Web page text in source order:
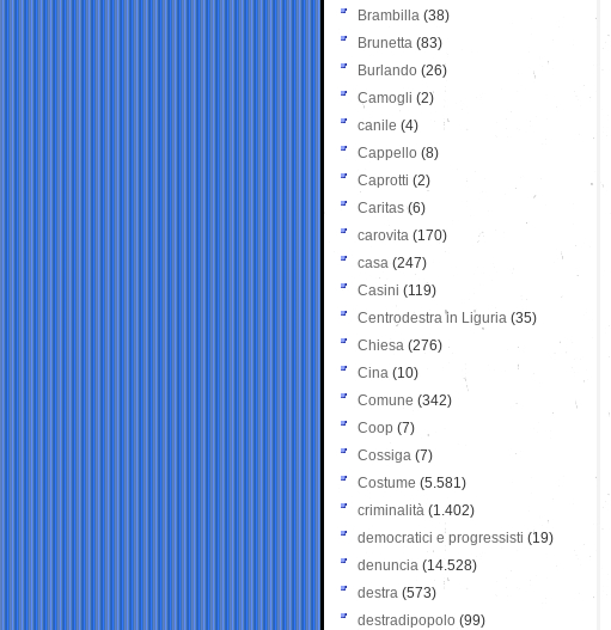
Brambilla (38)
Brunetta (83)
Burlando (26)
Camogli (2)
canile (4)
Cappello (8)
Caprotti (2)
Caritas (6)
carovita (170)
casa (247)
Casini (119)
Centrodestra in Liguria (35)
Chiesa (276)
Cina (10)
Comune (342)
Coop (7)
Cossiga (7)
Costume (5.581)
criminalità (1.402)
democratici e progressisti (19)
denuncia (14.528)
destra (573)
destradipopolo (99)